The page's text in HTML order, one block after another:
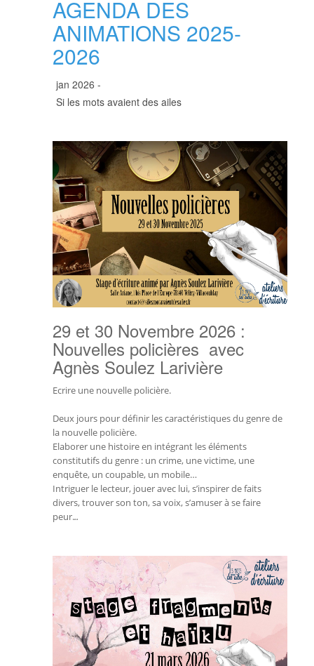
AGENDA DES
ANIMATIONS 2025-
2026
jan 2026 -
Si les mots avaient des ailes
29 et 30 Novembre 2026 :
Nouvelles policières avec
Agnès Soulez Larivière
Ecrire une nouvelle policière.
Deux jours pour définir les caractéristiques du genre de
la nouvelle policière.
Elaborer une histoire en intégrant les éléments
constitutifs du genre : un crime, une victime, une
enquête, un coupable, un mobile…
Intriguer le lecteur, jouer avec lui, s’inspirer de faits
divers, trouver son ton, sa voix, s’amuser à se faire
peur...